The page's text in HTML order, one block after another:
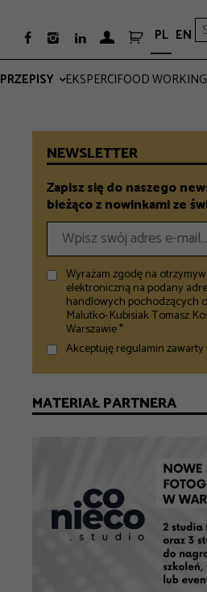
   PL EN
PRZEPISY
EVERYDAY
EKSPERCIFOOD WORKING
NEWSLETTER
Zapisz się do naszego
bieżąco z nowinkami ze
Wyrażam zgodę na
elektroniczną na podany
handlowych pochodzących
Malutko-Kubisiak Tomasz
Warszawie *
Akceptuję regulamin zawarty
MATERIAŁ PARTNERA